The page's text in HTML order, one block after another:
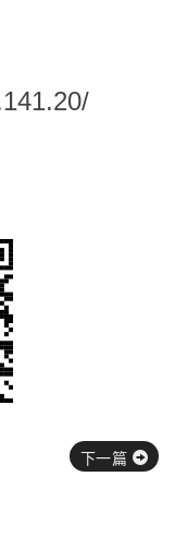
下一篇